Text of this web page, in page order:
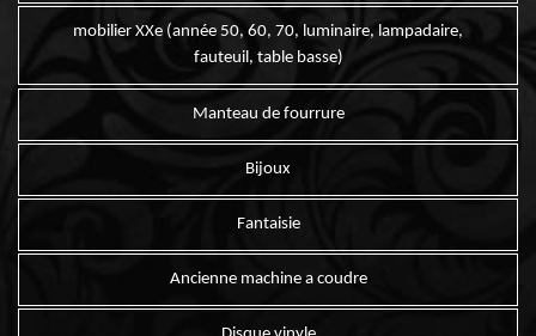
mobilier XXe (année 50, 60, 70, luminaire, lampadaire,
fauteuil, table basse)
Manteau de fourrure
Bijoux
Fantaisie
Ancienne machine a coudre